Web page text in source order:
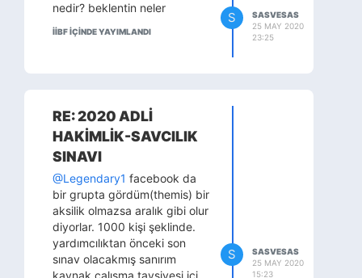
nedir? beklentin neler
İİBF IÇINDE YAYIMLANDI
S
SASVESAS
25 MAY 2020
23:25
RE: 2020 ADLİ
HAKİMLİK-SAVCILIK
SINAVI
@Legendary1 facebook da
bir grupta gördüm(themis) bir
aksilik olmazsa aralık gibi olur
diyorlar. 1000 kişi şeklinde.
yardımcılıktan önceki son
sınav olacakmış sanırım
kaynak çalışma tavsiyesi içi
S
SASVESAS
25 MAY 2020
15:23